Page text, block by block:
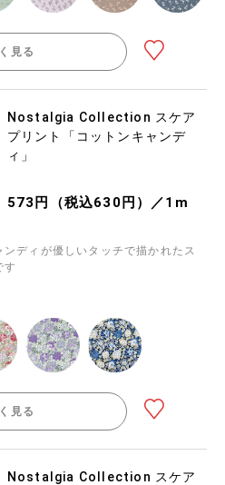
見る
Nostalgia Collection スケア
プリント「コットンキャンデ
ィ」
573円（税込630円）／1m
ディが優しいタッチで描かれたス
す
見る
Nostalgia Collection スケア